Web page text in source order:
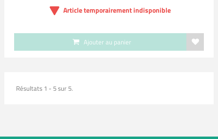
Article temporairement indisponible
Ajouter au panier
Résultats 1 - 5 sur 5.